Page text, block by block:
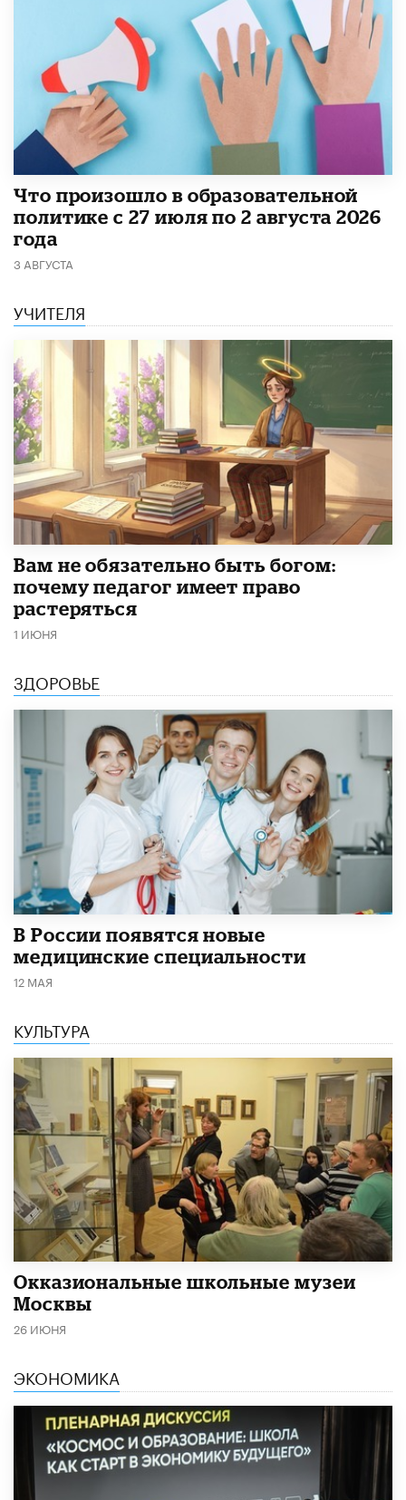
​Что произошло в образовательной
политике с 27 июля по 2 августа 2026
года
3 АВГУСТА
УЧИТЕЛЯ
​Вам не обязательно быть богом:
почему педагог имеет право
растеряться
1 ИЮНЯ
ЗДОРОВЬЕ
В России появятся новые
медицинские специальности
12 МАЯ
КУЛЬТУРА
​Окказиональные школьные музеи
Москвы
26 ИЮНЯ
ЭКОНОМИКА